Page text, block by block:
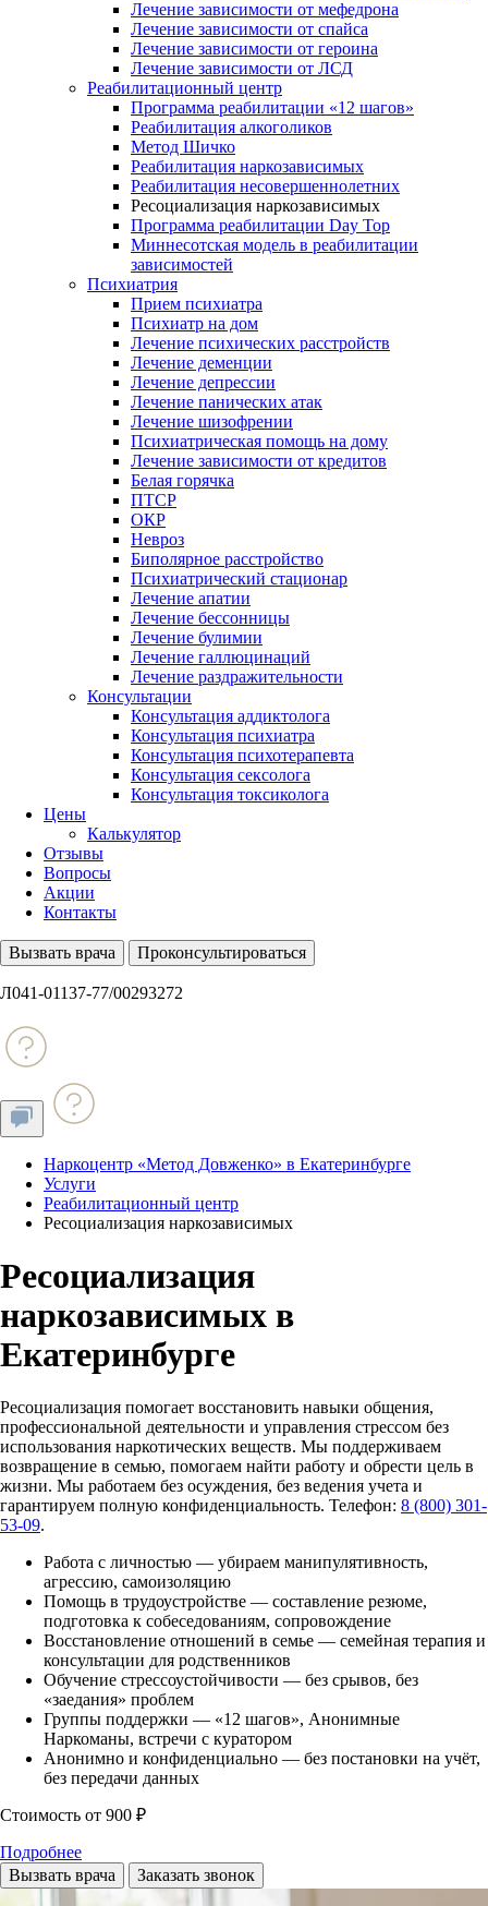
Лечение зависимости от мефедрона
Лечение зависимости от спайса
Лечение зависимости от героина
Лечение зависимости от ЛСД
Реабилитационный центр
Программа реабилитации «12 шагов»
Реабилитация алкоголиков
Метод Шичко
Реабилитация наркозависимых
Реабилитация несовершеннолетних
Ресоциализация наркозависимых
Программа реабилитации Day Top
Миннесотская модель в реабилитации
зависимостей
Психиатрия
Прием психиатра
Психиатр на дом
Лечение психических расстройств
Лечение деменции
Лечение депрессии
Лечение панических атак
Лечение шизофрении
Психиатрическая помощь на дому
Лечение зависимости от кредитов
Белая горячка
ПТСР
ОКР
Невроз
Биполярное расстройство
Психиатрический стационар
Лечение апатии
Лечение бессонницы
Лечение булимии
Лечение галлюцинаций
Лечение раздражительности
Консультации
Консультация аддиктолога
Консультация психиатра
Консультация психотерапевта
Консультация сексолога
Консультация токсиколога
Цены
Калькулятор
Отзывы
Вопросы
Акции
Контакты
Вызвать врача Проконсультироваться
Л041-01137-77/00293272
Наркоцентр «Метод Довженко» в Екатеринбурге
Услуги
Реабилитационный центр
Ресоциализация наркозависимых
Ресоциализация
наркозависимых в
Екатеринбурге
Ресоциализация помогает восстановить навыки общения,
профессиональной деятельности и управления стрессом без
использования наркотических веществ. Мы поддерживаем
возвращение в семью, помогаем найти работу и обрести цель в
жизни. Мы работаем без осуждения, без ведения учета и
гарантируем полную конфиденциальность. Телефон: 8 (800) 301-
53-09.
Работа с личностью — убираем манипулятивность,
агрессию, самоизоляцию
Помощь в трудоустройстве — составление резюме,
подготовка к собеседованиям, сопровождение
Восстановление отношений в семье — семейная терапия и
консультации для родственников
Обучение стрессоустойчивости — без срывов, без
«заедания» проблем
Группы поддержки — «12 шагов», Анонимные
Наркоманы, встречи с куратором
Анонимно и конфиденциально — без постановки на учёт,
без передачи данных
Стоимость от 900 ₽
Подробнее
Вызвать врача
Заказать звонок